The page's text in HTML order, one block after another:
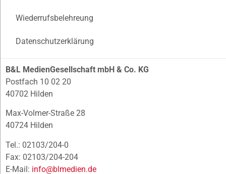
Wiederrufsbelehreung
Datenschutzerklärung
B&L MedienGesellschaft mbH & Co. KG
Postfach 10 02 20
40702 Hilden
Max-Volmer-Straße 28
40724 Hilden
Tel.: 02103/204-0
Fax: 02103/204-204
E-Mail: info@blmedien.de